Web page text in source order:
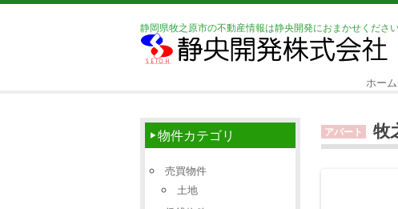
静岡県牧之原市の不動産情報は静央開発におまかせください
ホーム
アパート 牧
物件カテゴリ
売買物件
土地